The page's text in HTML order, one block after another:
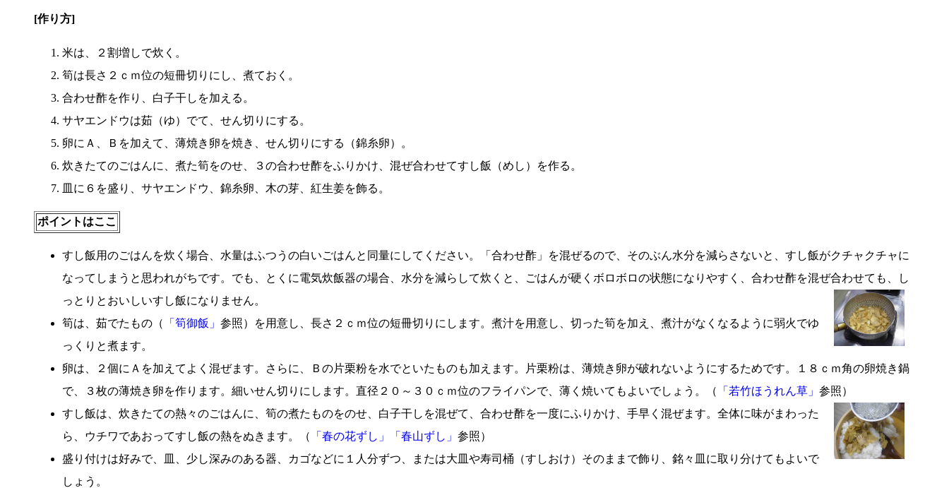
[作り方]
米は、２割増しで炊く。
筍は長さ２ｃｍ位の短冊切りにし、煮ておく。
合わせ酢を作り、白子干しを加える。
サヤエンドウは茹（ゆ）でて、せん切りにする。
卵にＡ、Ｂを加えて、薄焼き卵を焼き、せん切りにする（錦糸卵）。
炊きたてのごはんに、煮た筍をのせ、３の合わせ酢をふりかけ、混ぜ合わせてすし飯（めし）を作る。
皿に６を盛り、サヤエンドウ、錦糸卵、木の芽、紅生姜を飾る。
ポイントはここ
すし飯用のごはんを炊く場合、水量はふつうの白いごはんと同量にしてください。「合わせ酢」を混ぜるので、そのぶん水分を減らさないと、すし飯がクチャクチャに
なってしまうと思われがちです。でも、とくに電気炊飯器の場合、水分を減らして炊くと、ごはんが硬くボロボロの状態になりやすく、合わせ酢を混ぜ合わせても、し
っとりとおいしいすし飯になりません。
筍は、茹でたもの（
「筍御飯」 参照）を用意し、長さ２ｃｍ位の短冊切りにします。煮汁を用意し、切った筍を加え、煮汁がなくなるように弱火でゆ
っくりと煮ます。
卵は、２個にＡを加えてよく混ぜます。さらに、Ｂの片栗粉を水でといたものも加えます。片栗粉は、薄焼き卵が破れないようにするためです。１８ｃｍ角の卵焼き鍋
で、３枚の薄焼き卵を作ります。細いせん切りにします。直径２０～３０ｃｍ位のフライパンで、薄く焼いてもよいでしょう。（
「若竹ほうれん草」 参照）
すし飯は、炊きたての熱々のごはんに、筍の煮たものをのせ、白子干しを混ぜて、合わせ酢を一度にふりかけ、手早く混ぜます。全体に味がまわった
ら、ウチワであおってすし飯の熱をぬきます。（
「春の花ずし」 「春山ずし」 参照）
盛り付けは好みで、皿、少し深みのある器、カゴなどに１人分ずつ、または大皿や寿司桶（すしおけ）そのままで飾り、銘々皿に取り分けてもよいで
しょう。